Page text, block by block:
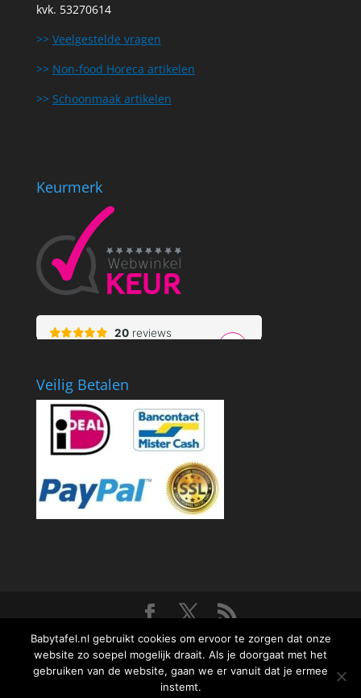
kvk. 53270614
>> Veelgestelde vragen
>> Non-food Horeca artikelen
>> Schoonmaak artikelen
Keurmerk
Veilig Betalen
Ontworpen doorElegant Themes| Ondersteund
doorWordPress
Babytafel.nl gebruikt cookies om ervoor te zorgen dat onze
website zo soepel mogelijk draait. Als je doorgaat met het
gebruiken van de website, gaan we er vanuit dat je ermee
instemt.